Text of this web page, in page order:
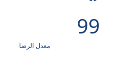
99
معدل الرضا